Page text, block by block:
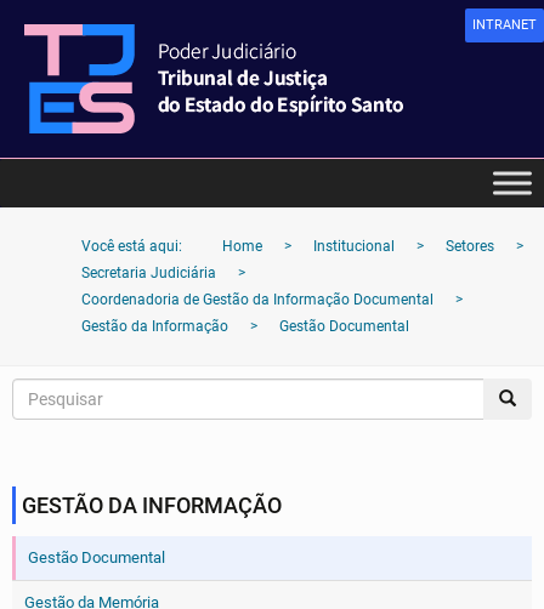
INTRANET
Você está aqui: Home > Institucional > Setores
>
Secretaria Judiciária
>
Coordenadoria de Gestão da Informação Documental
>
Gestão da Informação
> Gestão Documental
GESTÃO DA INFORMAÇÃO
Gestão Documental
Gestão da Memória